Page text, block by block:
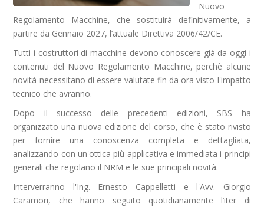
Nuovo
Regolamento Macchine, che sostituirà definitivamente, a
partire da Gennaio 2027, l’attuale Direttiva 2006/42/CE.
Tutti i costruttori di macchine devono conoscere già da oggi i
contenuti del Nuovo Regolamento Macchine, perchè alcune
novità necessitano di essere valutate fin da ora visto l'impatto
tecnico che avranno.
Dopo il successo delle precedenti edizioni, SBS ha
organizzato una nuova edizione del corso, che è stato rivisto
per fornire una conoscenza completa e dettagliata,
analizzando con un'ottica più applicativa e immediata i principi
generali che regolano il NRM e le sue principali novità.
Interverranno l'Ing. Ernesto Cappelletti e l'Avv. Giorgio
Caramori, che hanno seguito quotidianamente l’iter di